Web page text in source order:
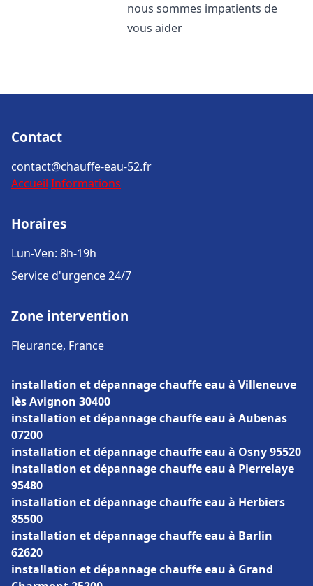
nous sommes impatients de
vous aider
Contact
contact@chauffe-eau-52.fr
Accueil Informations
Horaires
Lun-Ven: 8h-19h
Service d'urgence 24/7
Zone intervention
Fleurance, France
installation et dépannage chauffe eau à Villeneuve
lès Avignon 30400
installation et dépannage chauffe eau à Aubenas
07200
installation et dépannage chauffe eau à Osny 95520
installation et dépannage chauffe eau à Pierrelaye
95480
installation et dépannage chauffe eau à Herbiers
85500
installation et dépannage chauffe eau à Barlin
62620
installation et dépannage chauffe eau à Grand